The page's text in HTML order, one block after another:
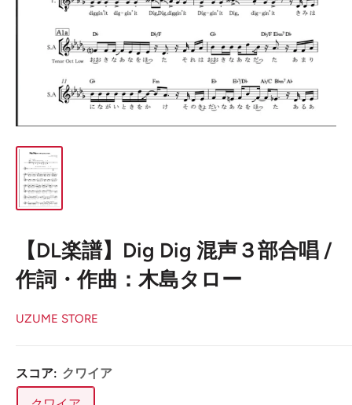
【DL楽譜】Dig Dig 混声３部合唱 /
作詞・作曲：木島タロー
UZUME STORE
スコア: クワイア